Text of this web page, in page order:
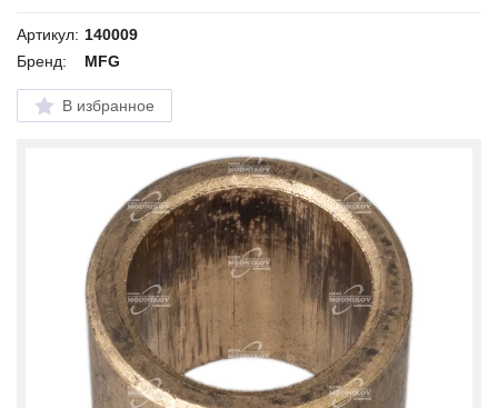
Артикул: 140009
Бренд:
MFG
В избранное